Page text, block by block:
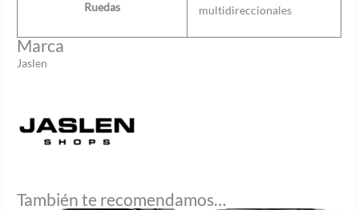
Ruedas
multidireccionales
Marca
Jaslen
También te recomendamos…